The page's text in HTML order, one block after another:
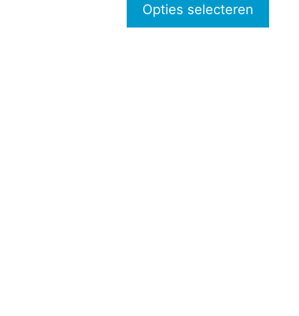
€87,00
Opties selecteren